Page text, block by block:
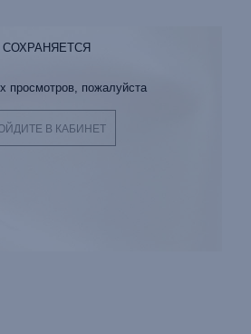
просмотров, пожалуйста
В КАБИНЕТ